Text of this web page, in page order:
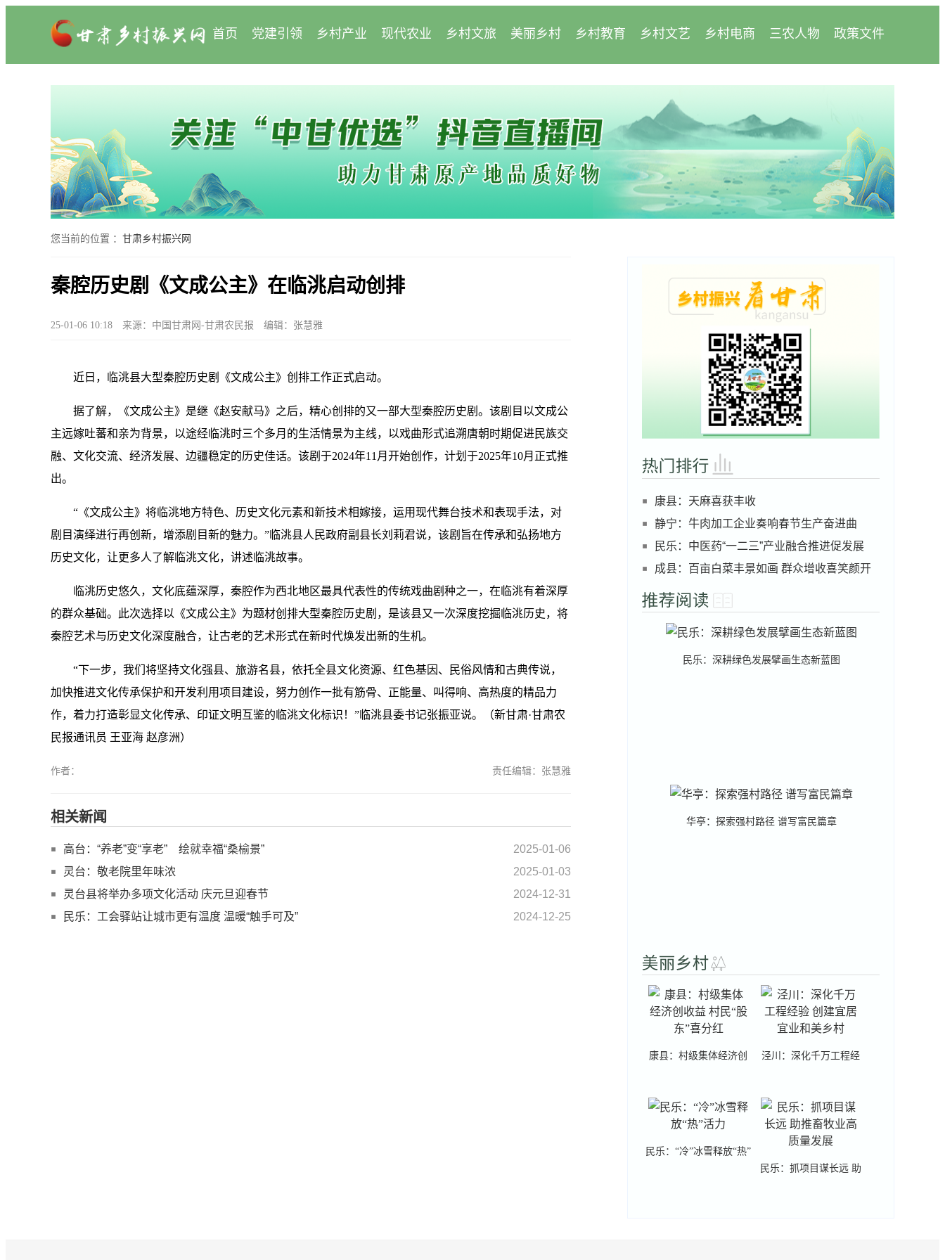
首页 党建引领 乡村产业 现代农业 乡村文旅 美丽乡村 乡村教育 乡村文艺 乡村电商 三农人物 政策文件
您当前的位置 ： 甘肃乡村振兴网
秦腔历史剧《文成公主》在临洮启动创排
25-01-06 10:18 来源：中国甘肃网-甘肃农民报 编辑：张慧雅
近日，临洮县大型秦腔历史剧《文成公主》创排工作正式启动。
据了解，《文成公主》是继《赵安献马》之后，精心创排的又一部大型秦腔历史剧。该剧目以文成公
主远嫁吐蕃和亲为背景，以途经临洮时三个多月的生活情景为主线，以戏曲形式追溯唐朝时期促进民族交
融、文化交流、经济发展、边疆稳定的历史佳话。该剧于2024年11月开始创作，计划于2025年10月正式推
出。
“《文成公主》将临洮地方特色、历史文化元素和新技术相嫁接，运用现代舞台技术和表现手法，对
剧目演绎进行再创新，增添剧目新的魅力。”临洮县人民政府副县长刘莉君说，该剧旨在传承和弘扬地方
历史文化，让更多人了解临洮文化，讲述临洮故事。
临洮历史悠久，文化底蕴深厚，秦腔作为西北地区最具代表性的传统戏曲剧种之一，在临洮有着深厚
的群众基础。此次选择以《文成公主》为题材创排大型秦腔历史剧，是该县又一次深度挖掘临洮历史，将
秦腔艺术与历史文化深度融合，让古老的艺术形式在新时代焕发出新的生机。
“下一步，我们将坚持文化强县、旅游名县，依托全县文化资源、红色基因、民俗风情和古典传说，
加快推进文化传承保护和开发利用项目建设，努力创作一批有筋骨、正能量、叫得响、高热度的精品力
作，着力打造彰显文化传承、印证文明互鉴的临洮文化标识！”临洮县委书记张振亚说。（新甘肃·甘肃农
民报通讯员 王亚海 赵彦洲）
责任编辑：张慧雅
作者：
相关新闻
2025-01-06
高台：“养老”变“享老” 绘就幸福“桑榆景”
2025-01-03
灵台：敬老院里年味浓
2024-12-31
灵台县将举办多项文化活动 庆元旦迎春节
2024-12-25
民乐：工会驿站让城市更有温度 温暖“触手可及”
康县：天麻喜获丰收
静宁：牛肉加工企业奏响春节生产奋进曲
民乐：中医药“一二三”产业融合推进促发展
成县：百亩白菜丰景如画 群众增收喜笑颜开
民乐：深耕绿色发展擘画生态新蓝图
华亭：探索强村路径 谱写富民篇章
康县：村级集体经济创 泾川：深化千万工程经
村
民乐：“冷”冰雪释放“热”
民乐：抓项目谋长远 助